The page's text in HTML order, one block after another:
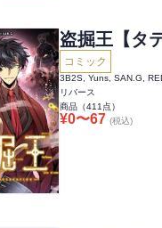
盗掘王【タ
コミック
3B2S, Yuns, SAN.G,
リバース
商品（411 点）
¥0〜67 (税込)